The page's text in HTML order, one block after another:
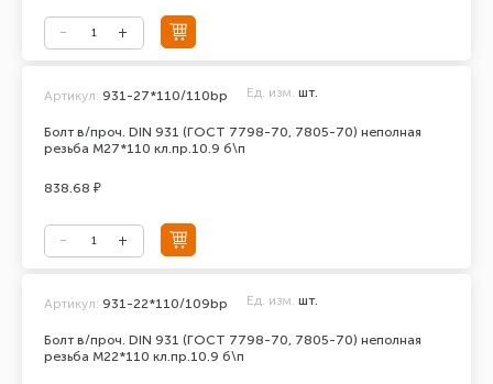
Болт в/проч. DIN 931 (ГОСТ 7798-70, 7805-70) неполная
резьба М27*110 кл.пр.10.9 б\п
Артикул: 931-27*110/110bp Ед. изм. шт.
838.68 ₽
Болт в/проч. DIN 931 (ГОСТ 7798-70, 7805-70) неполная
резьба М22*110 кл.пр.10.9 б\п
Артикул: 931-22*110/109bp Ед. изм. шт.